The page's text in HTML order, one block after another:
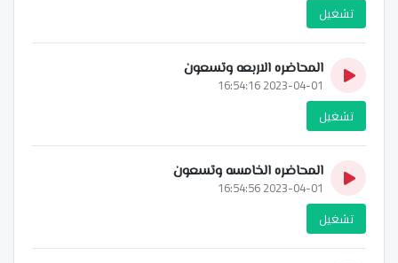
تشغيل
المحاضره الاربعه وتسعون
2023-04-01 16:54:16
تشغيل
المحاضره الخامسه وتسعون
2023-04-01 16:54:56
تشغيل